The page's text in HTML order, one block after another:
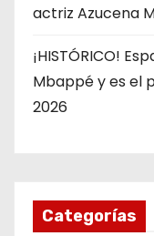
actriz Azucena
¡HISTÓRICO!
Mbappé y es el
2026
Categorías